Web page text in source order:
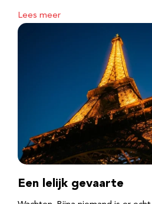
Lees meer
Een lelijk gevaarte